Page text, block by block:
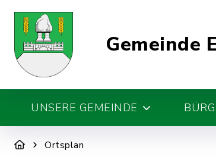
Gemeinde
UNSERE GEMEINDE
Ortsplan